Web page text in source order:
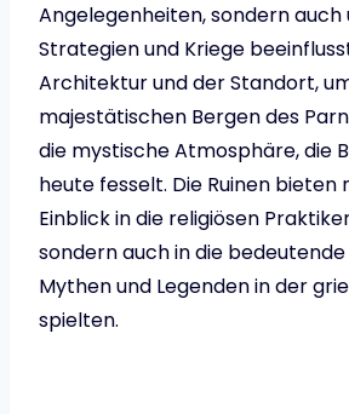
Angelegenheiten, sondern
Strategien und Kriege
Architektur und der Standort,
majestätischen Bergen des
die mystische Atmosphäre, die
heute fesselt. Die Ruinen bieten
Einblick in die religiösen
sondern auch in die bedeutende
Mythen und Legenden in der
spielten.